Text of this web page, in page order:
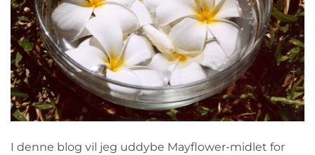
I denne blog vil jeg uddybe Mayflower-midlet for